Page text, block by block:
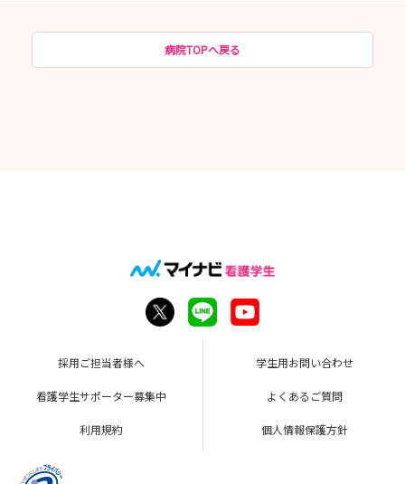
病院TOPへ戻る
採用ご担当者様へ 学生用お問い合わせ
看護学生サポーター募集中 よくあるご質問
利用規約 個人情報保護方針